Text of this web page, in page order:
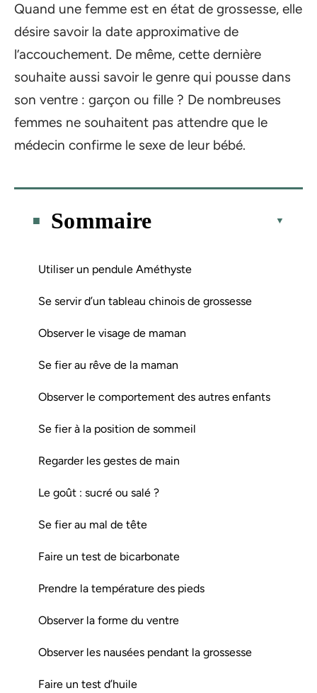
Quand une femme est en état de grossesse, elle
désire savoir la date approximative de
l’accouchement. De même, cette dernière
souhaite aussi savoir le genre qui pousse dans
son ventre : garçon ou fille ? De nombreuses
femmes ne souhaitent pas attendre que le
médecin confirme le sexe de leur bébé.
Sommaire
Utiliser un pendule Améthyste
Se servir d’un tableau chinois de grossesse
Observer le visage de maman
Se fier au rêve de la maman
Observer le comportement des autres enfants
Se fier à la position de sommeil
Regarder les gestes de main
Le goût : sucré ou salé ?
Se fier au mal de tête
Faire un test de bicarbonate
Prendre la température des pieds
Observer la forme du ventre
Observer les nausées pendant la grossesse
Faire un test d’huile